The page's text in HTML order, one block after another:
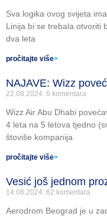
Sva logika ovog svijeta
Linija bi se trebala otvoriti
dva leta
pročitajte više>
NAJAVE: Wizz
22.08.2024. 6 komentara
Wizz Air Abu Dhabi
4 leta na 5 letova tjedno
štoviše kompanija
pročitajte više>
Vesić još jednom
14.08.2024. 62 komentara
Aerodrom Beograd je u